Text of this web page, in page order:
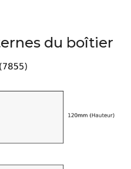
du boîtier